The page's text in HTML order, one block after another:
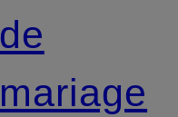
de
mariage